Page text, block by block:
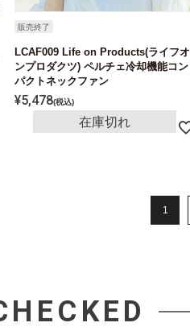
販売終了
LCAF009 Life on Products(ライフオ
ンプロダクツ) ペルチェ冷却機能コン
パクトネックファン
¥5,478 税込
在庫切れ
1